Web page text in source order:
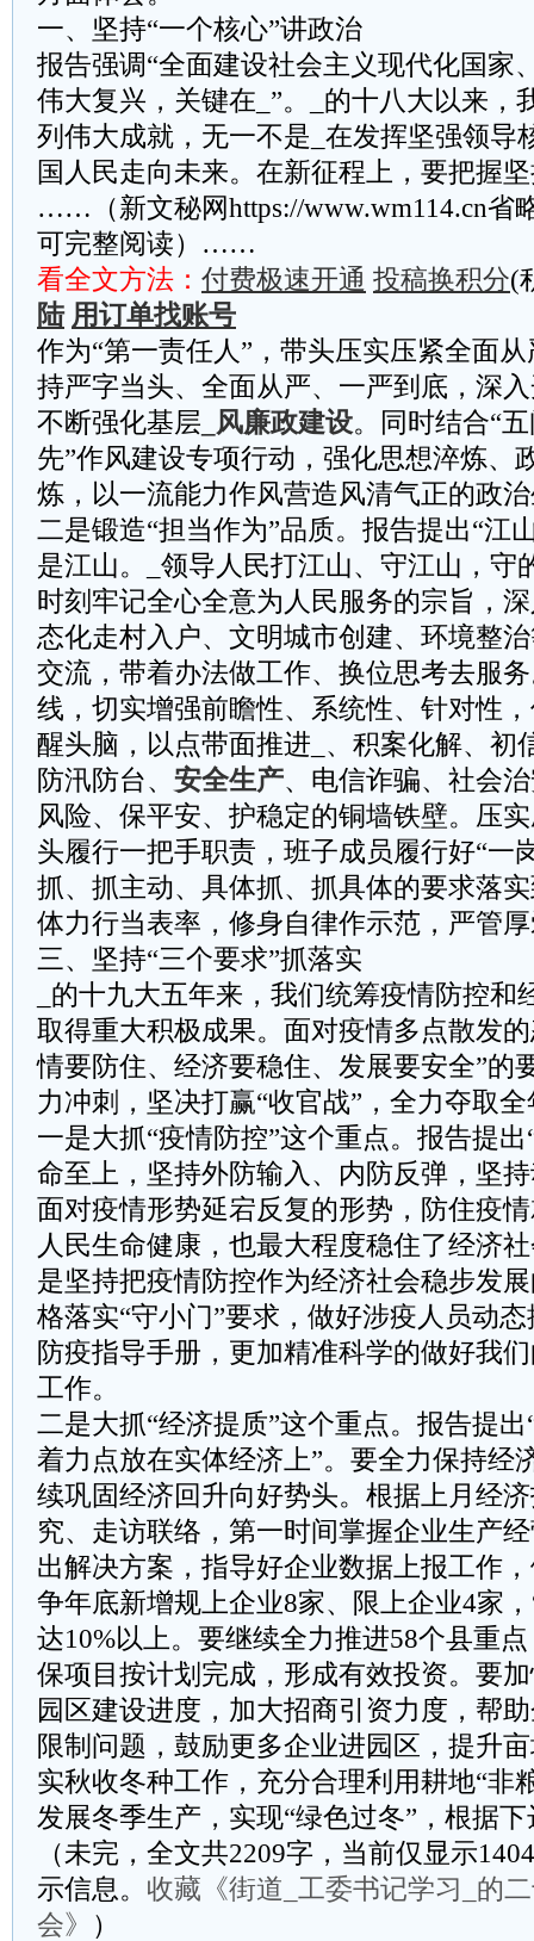
一、坚持“一个核心”讲政治
报告强调“全面建设社会主义现代化国家
伟大复兴，关键在_”。_的十八大以来，
列伟大成就，无一不是_在发挥坚强领导
国人民走向未来。在新征程上，要把握
……（新文秘网https://www.wm114.cn省
可完整阅读）……
看全文方法： 付费极速开通 投稿换积分(
陆 用订单找账号
作为“第一责任人”，带头压实压紧全面
持严字当头、全面从严、一严到底，深
不断强化基层 _风廉政建设。同时结合“
先”作风建设专项行动，强化思想淬炼、
炼，以一流能力作风营造风清气正的政
二是锻造“担当作为”品质。报告提出“江
是江山。_领导人民打江山、守江山，守
时刻牢记全心全意为人民服务的宗旨，
态化走村入户、文明城市创建、环境整
交流，带着办法做工作、换位思考去服
线，切实增强前瞻性、系统性、针对性
醒头脑，以点带面推进_、积案化解、初
防汛防台、 安全生产、电信诈骗、社会
风险、保平安、护稳定的铜墙铁壁。压
头履行一把手职责，班子成员履行好“一
抓、抓主动、具体抓、抓具体的要求落
体力行当表率，修身自律作示范，严管
三、坚持“三个要求”抓落实
_的十九大五年来，我们统筹疫情防控和
取得重大积极成果。面对疫情多点散发
情要防住、经济要稳住、发展要安全”的
力冲刺，坚决打赢“收官战”，全力夺取全
一是大抓“疫情防控”这个重点。报告提
命至上，坚持外防输入、内防反弹，坚
面对疫情形势延宕反复的形势，防住疫
人民生命健康，也最大程度稳住了经济
是坚持把疫情防控作为经济社会稳步发
格落实“守小门”要求，做好涉疫人员动
防疫指导手册，更加精准科学的做好我
工作。
二是大抓“经济提质”这个重点。报告提
着力点放在实体经济上”。要全力保持经
续巩固经济回升向好势头。根据上月经
究、走访联络，第一时间掌握企业生产
出解决方案，指导好企业数据上报工作
争年底新增规上企业8家、限上企业4家
达10%以上。要继续全力推进58个县重
保项目按计划完成，形成有效投资。要
园区建设进度，加大招商引资力度，帮
限制问题，鼓励更多企业进园区，提升
实秋收冬种工作，充分合理利用耕地“非
发展冬季生产，实现“绿色过冬”，根据
（未完，全文共2209字，当前仅显示
示信息。 收藏《街道_工委书记学习_的
会》
）